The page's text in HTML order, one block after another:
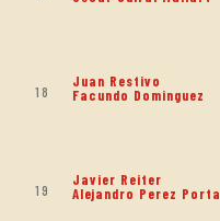
18
Juan Restivo
Facundo Dominguez
19
Javier Reiter
Alejandro Perez Porta